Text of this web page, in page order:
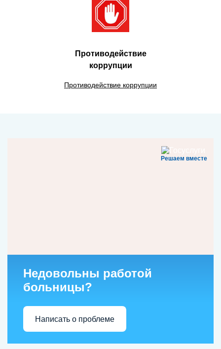
Противодействие
коррупции
Противодействие коррупции
Решаем вместе
Недовольны работой
больницы?
Написать о проблеме